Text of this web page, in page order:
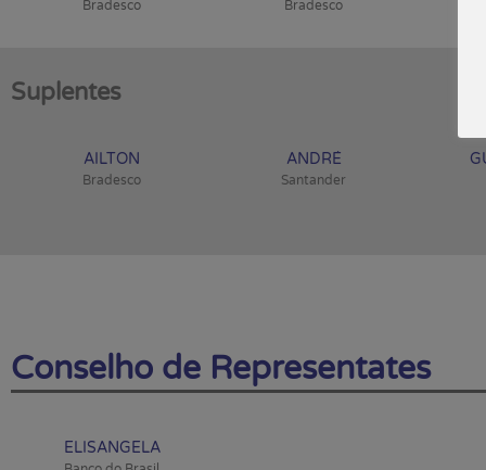
Bradesco Bradesco
Suplentes
AILTON
Bradesco
ANDRÉ
Santander
Conselho de Representates
ELISANGELA